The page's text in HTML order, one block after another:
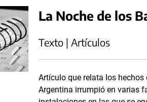
La Noche de los
Texto | Artículos
Artículo que relata los
Argentina irrumpió en varias